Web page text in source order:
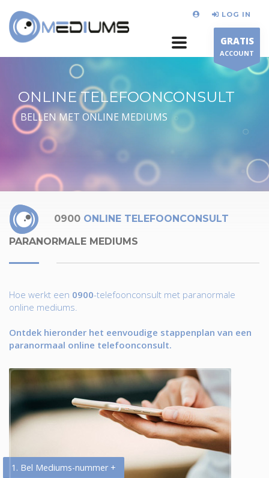
LOG IN
GRATIS
ACCOUNT
ONLINE TELEFOONCONSULT
BELLEN MET ONLINE MEDIUMS
0900 ONLINE TELEFOONCONSULT
PARANORMALE MEDIUMS
Hoe werkt een 0900-telefoonconsult met paranormale
online mediums.
Ontdek hieronder het eenvoudige stappenplan van een
paranormaal online telefoonconsult.
1. Bel Mediums-nummer +